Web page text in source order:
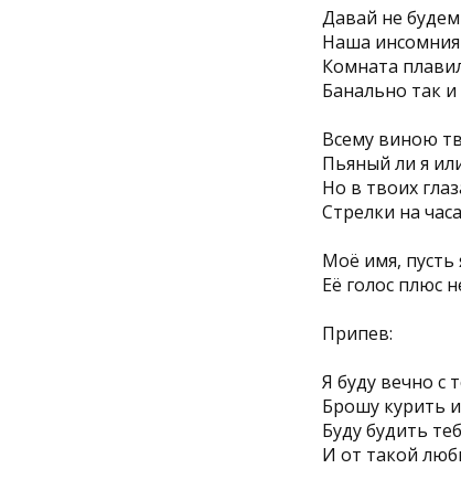
Давай не
Наша
Комната
Банально так
Всему виною
Пьяный ли я
Но в твоих
Стрелки на
Моё имя, пусть
Её голос плюс
Припев:
Я буду вечно с
Брошу курить
Буду будить
И от такой